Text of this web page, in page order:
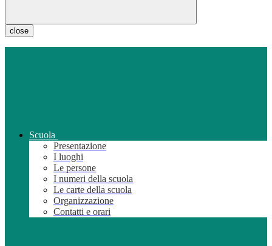
close
Scuola
Presentazione
I luoghi
Le persone
I numeri della scuola
Le carte della scuola
Organizzazione
Contatti e orari